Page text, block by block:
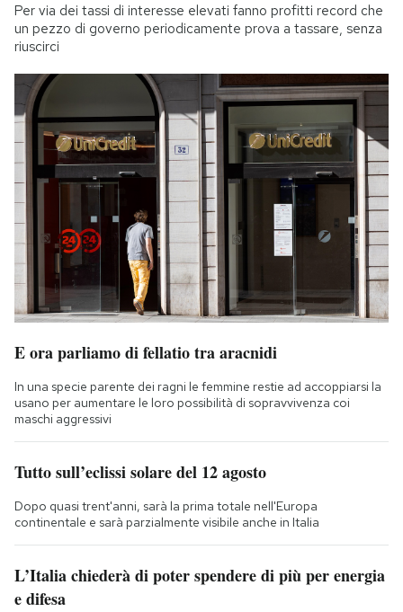
Per via dei tassi di interesse elevati fanno profitti record che
un pezzo di governo periodicamente prova a tassare, senza
riuscirci
E ora parliamo di fellatio tra aracnidi
In una specie parente dei ragni le femmine restie ad accoppiarsi la
usano per aumentare le loro possibilità di sopravvivenza coi
maschi aggressivi
Tutto sull’eclissi solare del 12 agosto
Dopo quasi trent'anni, sarà la prima totale nell'Europa
continentale e sarà parzialmente visibile anche in Italia
L’Italia chiederà di poter spendere di più per energia
e difesa